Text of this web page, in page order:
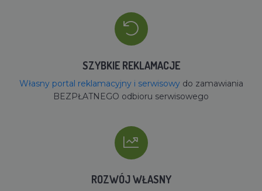
SZYBKIE REKLAMACJE
Własny portal reklamacyjny i serwisowydo zamawiania
BEZPŁATNEGO odbioru serwisowego
ROZWÓJ WŁASNY